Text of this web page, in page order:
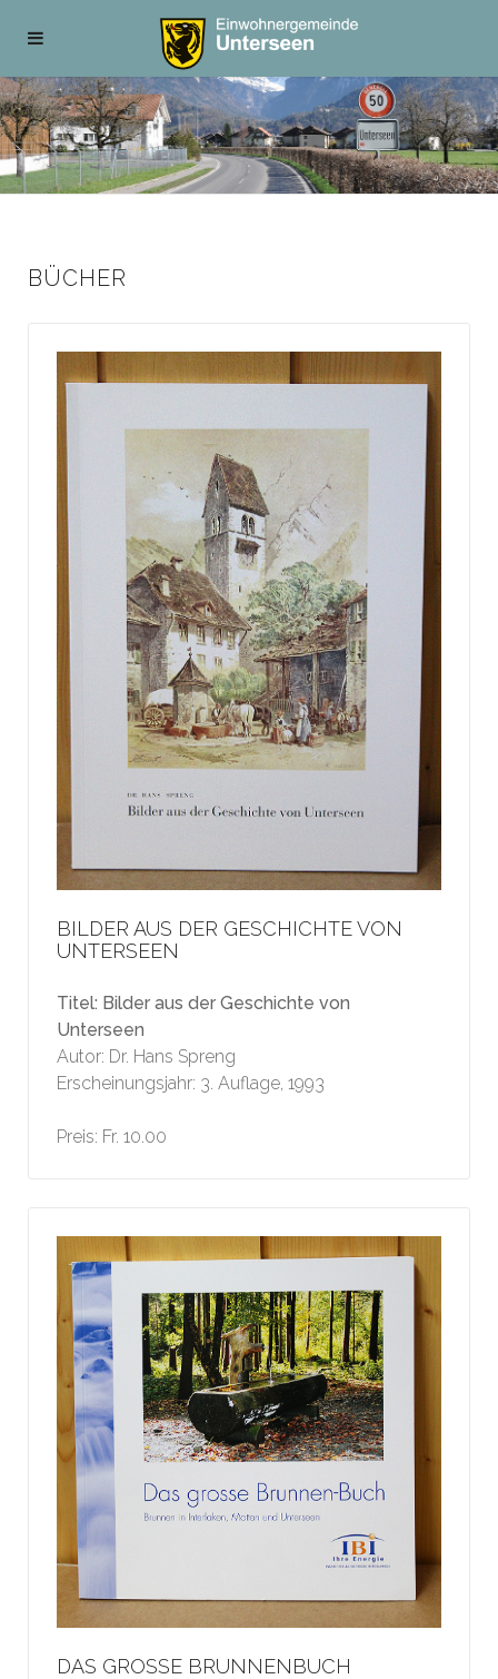
BÜCHER
BILDER AUS DER GESCHICHTE VON
UNTERSEEN
Titel: Bilder aus der Geschichte von
Unterseen
Autor: Dr. Hans Spreng
Erscheinungsjahr: 3. Auflage, 1993
Preis: Fr. 10.00
DAS GROSSE BRUNNENBUCH